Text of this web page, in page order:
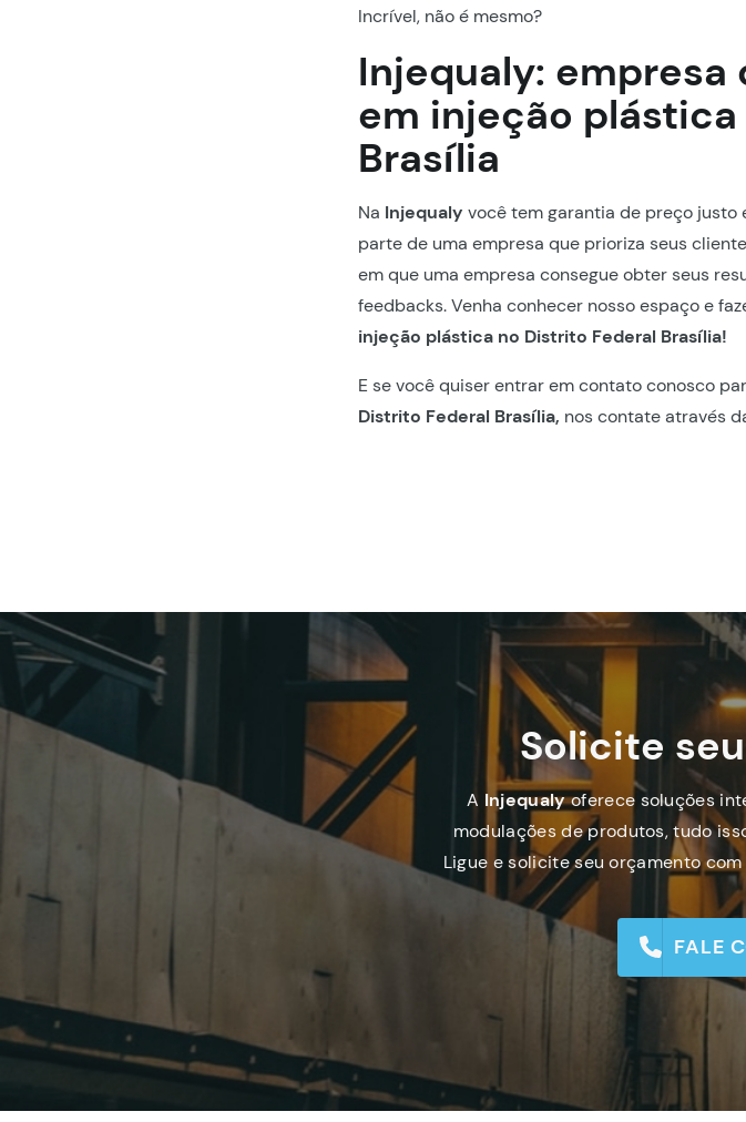
Incrível, não é mesmo?
Injequaly: empresa
em injeção
Brasília
Na Injequaly você tem garantia de preço justo
parte de uma empresa que prioriza seus
em que uma empresa consegue obter seus
feedbacks. Venha conhecer nosso espaço e
injeção plástica no Distrito Federal Brasília!
E se você quiser entrar em contato conosco
Distrito Federal Brasília, nos contate através
Solicite
A Injequalyoferece soluções
modulações de produtos, tudo
Ligue e solicite seu orçamento
FALE